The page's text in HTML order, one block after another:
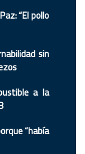
“El pollo
sin
a la
“había